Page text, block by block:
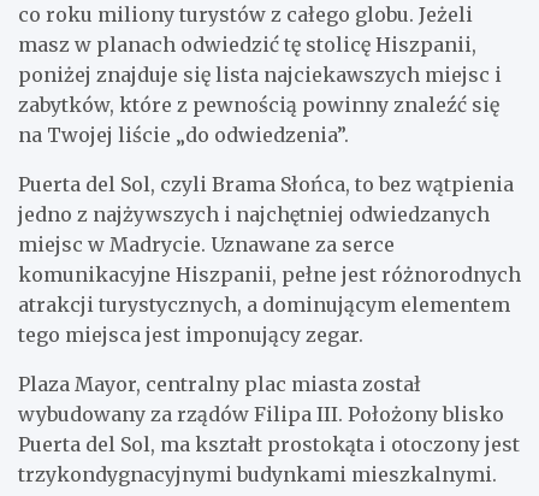
co roku miliony turystów z całego globu. Jeżeli
masz w planach odwiedzić tę stolicę Hiszpanii,
poniżej znajduje się lista najciekawszych miejsc i
zabytków, które z pewnością powinny znaleźć się
na Twojej liście „do odwiedzenia”.
Puerta del Sol, czyli Brama Słońca, to bez wątpienia
jedno z najżywszych i najchętniej odwiedzanych
miejsc w Madrycie. Uznawane za serce
komunikacyjne Hiszpanii, pełne jest różnorodnych
atrakcji turystycznych, a dominującym elementem
tego miejsca jest imponujący zegar.
Plaza Mayor, centralny plac miasta został
wybudowany za rządów Filipa III. Położony blisko
Puerta del Sol, ma kształt prostokąta i otoczony jest
trzykondygnacyjnymi budynkami mieszkalnymi.